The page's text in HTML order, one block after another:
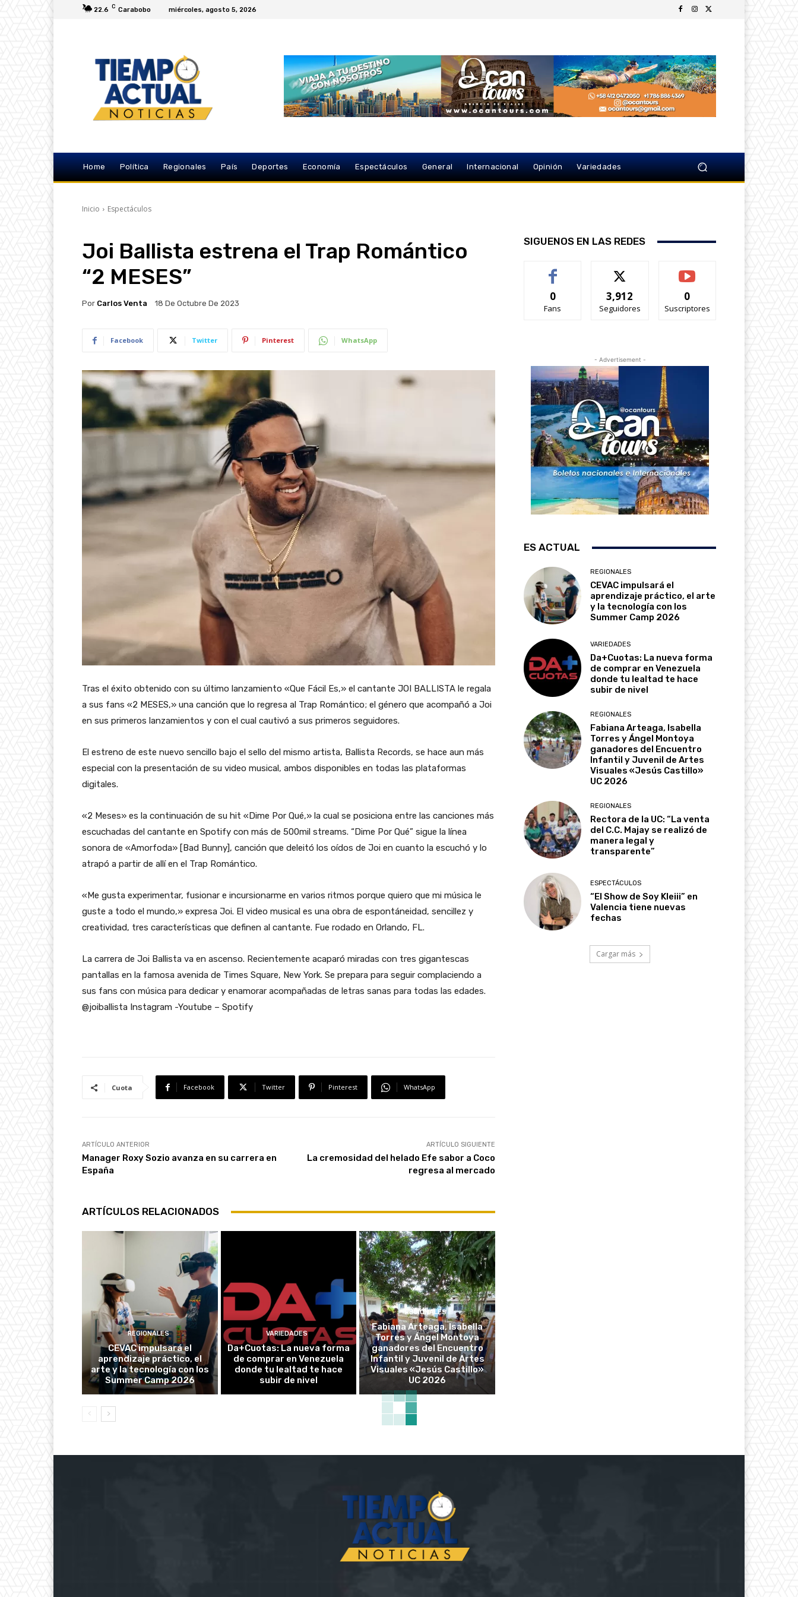
22.6 C Carabobo miércoles, agosto 5, 2026
Home Política Regionales País Deportes Economía Espectáculos General Internacional Opinión Variedades
Inicio Espectáculos
Joi Ballista estrena el Trap Romántico
“2 MESES”
Por Carlos Venta 18 De Octubre De 2023
Facebook Twitter Pinterest WhatsApp
Tras el éxito obtenido con su último lanzamiento «Que Fácil Es,» el cantante JOI BALLISTA le regala
a sus fans «2 MESES,» una canción que lo regresa al Trap Romántico; el género que acompañó a Joi
en sus primeros lanzamientos y con el cual cautivó a sus primeros seguidores.
El estreno de este nuevo sencillo bajo el sello del mismo artista, Ballista Records, se hace aun más
especial con la presentación de su video musical, ambos disponibles en todas las plataformas
digitales.
«2 Meses» es la continuación de su hit «Dime Por Qué,» la cual se posiciona entre las canciones más
escuchadas del cantante en Spotify con más de 500mil streams. “Dime Por Qué” sigue la línea
sonora de «Amorfoda» [Bad Bunny], canción que deleitó los oídos de Joi en cuanto la escuchó y lo
atrapó a partir de allí en el Trap Romántico.
«Me gusta experimentar, fusionar e incursionarme en varios ritmos porque quiero que mi música le
guste a todo el mundo,» expresa Joi. El video musical es una obra de espontáneidad, sencillez y
creatividad, tres características que definen al cantante. Fue rodado en Orlando, FL.
La carrera de Joi Ballista va en ascenso. Recientemente acaparó miradas con tres gigantescas
pantallas en la famosa avenida de Times Square, New York. Se prepara para seguir complaciendo a
sus fans con música para dedicar y enamorar acompañadas de letras sanas para todas las edades.
@joiballista Instagram -Youtube – Spotify
Cuota Facebook Twitter Pinterest WhatsApp
ARTÍCULO ANTERIOR
Manager Roxy Sozio avanza en su carrera en
España
ARTÍCULO SIGUIENTE
La cremosidad del helado Efe sabor a Coco
regresa al mercado
ARTÍCULOS RELACIONADOS
REGIONALES
CEVAC impulsará el
aprendizaje práctico, el
arte y la tecnología con los
Summer Camp 2026
VARIEDADES
Da+Cuotas: La nueva forma
de comprar en Venezuela
donde tu lealtad te hace
subir de nivel
REGIONALES
Fabiana Arteaga, Isabella
Torres y Ángel Montoya
ganadores del Encuentro
Infantil y Juvenil de Artes
Visuales «Jesús Castillo»
UC 2026
SIGUENOS EN LAS REDES
0
Fans
3,912
Seguidores
0
Suscriptores
- Advertisement -
ES ACTUAL
REGIONALES
CEVAC impulsará el
aprendizaje práctico, el arte
y la tecnología con los
Summer Camp 2026
VARIEDADES
Da+Cuotas: La nueva forma
de comprar en Venezuela
donde tu lealtad te hace
subir de nivel
REGIONALES
Fabiana Arteaga, Isabella
Torres y Ángel Montoya
ganadores del Encuentro
Infantil y Juvenil de Artes
Visuales «Jesús Castillo»
UC 2026
REGIONALES
Rectora de la UC: “La venta
del C.C. Majay se realizó de
manera legal y
transparente”
ESPECTÁCULOS
“El Show de Soy Kleiii” en
Valencia tiene nuevas
fechas
Cargar más